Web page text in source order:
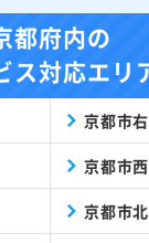
都府内の
ス対応エリ
京都市
京都市
京都市